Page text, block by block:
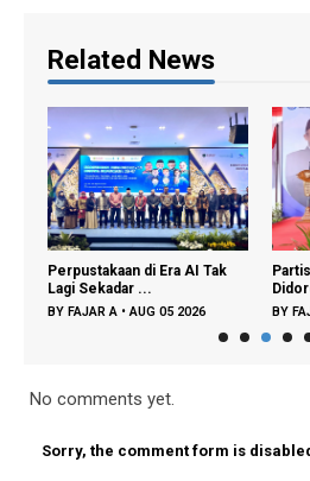
Related News
Perpustakaan di Era AI Tak
Lagi Sekadar ...
BY FAJAR A •AUG 05 2026 BY
No comments yet.
Sorry, the comment form is